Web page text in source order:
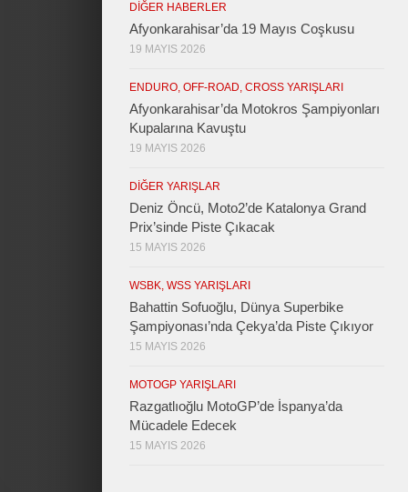
DIĞER HABERLER
Afyonkarahisar’da 19 Mayıs Coşkusu
19 MAYIS 2026
ENDURO, OFF-ROAD, CROSS YARIŞLARI
Afyonkarahisar’da Motokros Şampiyonları
Kupalarına Kavuştu
19 MAYIS 2026
DIĞER YARIŞLAR
Deniz Öncü, Moto2’de Katalonya Grand
Prix’sinde Piste Çıkacak
15 MAYIS 2026
WSBK, WSS YARIŞLARI
Bahattin Sofuoğlu, Dünya Superbike
Şampiyonası’nda Çekya’da Piste Çıkıyor
15 MAYIS 2026
MOTOGP YARIŞLARI
Razgatlıoğlu MotoGP’de İspanya’da
Mücadele Edecek
15 MAYIS 2026